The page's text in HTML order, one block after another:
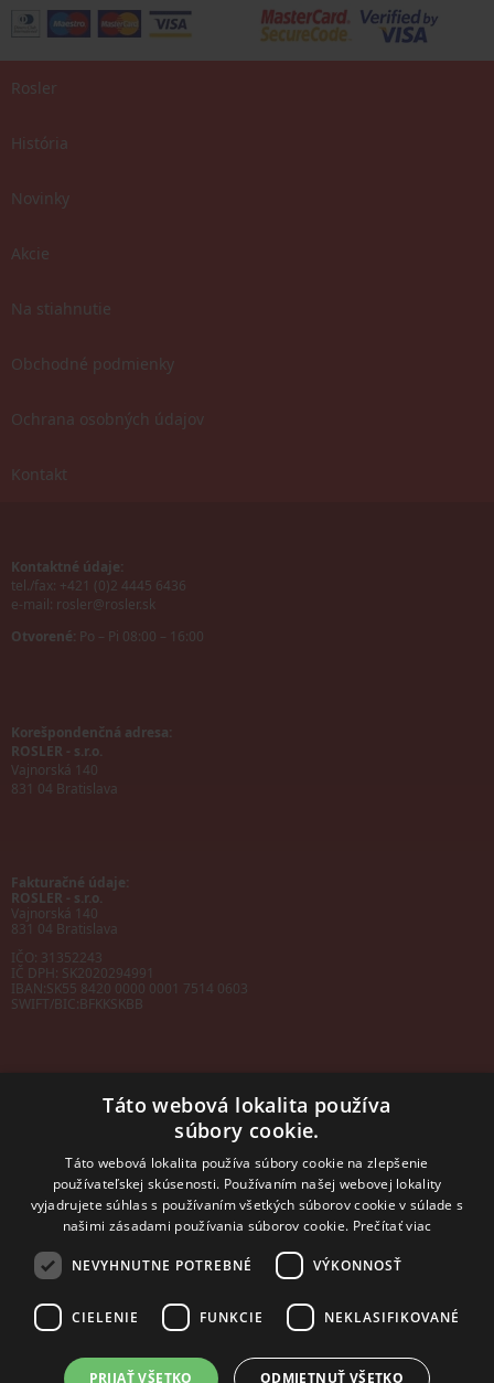
Rosler
História
Novinky
Akcie
Na stiahnutie
Obchodné podmienky
Ochrana osobných údajov
Kontakt
Kontaktné údaje:
tel./fax: +421 (0)2 4445 6436
e-mail: rosler@rosler.sk
Otvorené: Po – Pi 08:00 – 16:00
Korešpondenčná adresa:
ROSLER - s.r.o.
Vajnorská 140
831 04 Bratislava
Fakturačné údaje:
ROSLER - s.r.o.
Vajnorská 140
831 04 Bratislava
IČO: 31352243
IČ DPH: SK2020294991
IBAN:SK55 8420 0000 0001 7514 0603
SWIFT/BIC:BFKKSKBB
sales@rosler.sk
Regionálni zástupcovia
Západ a stred:
+421 903 728 402
Východ
mobil: +421 901 728 409
2014 - 2026 © ROSLER s.r.o.
Táto webová lokalita používa
súbory cookie.
Táto webová lokalita používa súbory cookie na zlepšenie
používateľskej skúsenosti. Používaním našej webovej lokality
vyjadrujete súhlas s používaním všetkých súborov cookie v súlade s
našimi zásadami používania súborov cookie. Prečítať viac
NEVYHNUTNE POTREBNÉ VÝKONNOSŤ
CIELENIE FUNKCIE NEKLASIFIKOVANÉ
PRIJAŤ VŠETKO ODMIETNUŤ VŠETKO